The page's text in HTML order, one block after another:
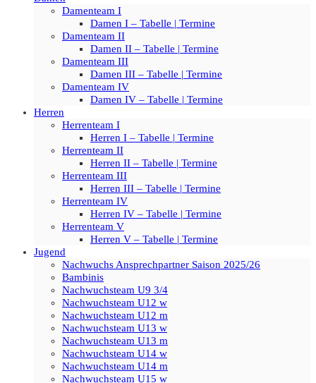
Damenteam I
Damen I – Tabelle | Termine
Damenteam II
Damen II – Tabelle | Termine
Damenteam III
Damen III – Tabelle | Termine
Damenteam IV
Damen IV – Tabelle | Termine
Herren
Herrenteam I
Herren I – Tabelle | Termine
Herrenteam II
Herren II – Tabelle | Termine
Herrenteam III
Herren III – Tabelle | Termine
Herrenteam IV
Herren IV – Tabelle | Termine
Herrenteam V
Herren V – Tabelle | Termine
Jugend
Nachwuchs Ansprechpartner Saison 2025/26
Bambinis
Nachwuchsteam U9 3/4
Nachwuchsteam U12 w
Nachwuchsteam U12 m
Nachwuchsteam U13 w
Nachwuchsteam U13 m
Nachwuchsteam U14 w
Nachwuchsteam U14 m
Nachwuchsteam U15 w